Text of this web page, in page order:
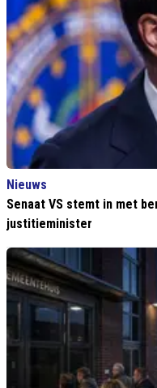
Nieuws
Senaat VS stemt in met
justitieminister